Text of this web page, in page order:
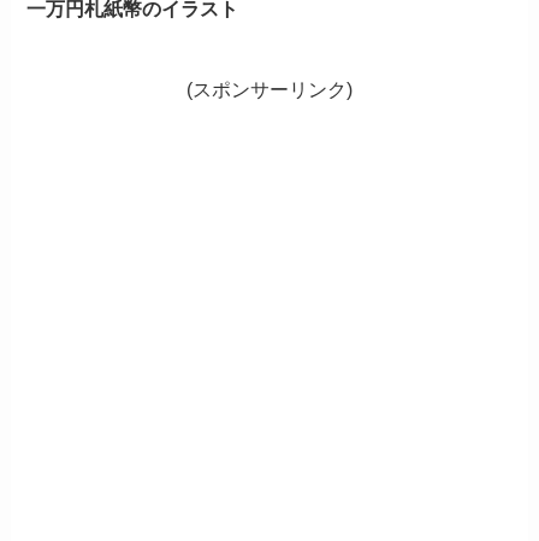
一万円札紙幣のイラスト
(スポンサーリンク)